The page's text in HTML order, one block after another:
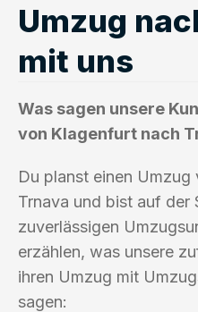
Umzug
mit uns
Was sagen unsere
von Klagenfurt nach
Du planst einen
Trnava und bist auf der
zuverlässigen
erzählen, was unsere
ihren Umzug mit
sagen: